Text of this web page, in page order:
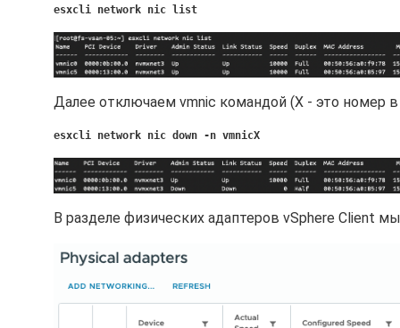
esxcli network nic list
Далее отключаем vmnic командой (X - это номер
esxcli network nic down -n vmnicX
В разделе физических адаптеров vSphere Client